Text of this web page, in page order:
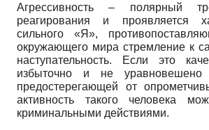
Агрессивность – полярный
реагирования и проявляется
сильного «Я»,
окружающего мира стремление к
наступательность. Если это
избыточно и не уравновешено
предостерегающей от
активность такого человека
криминальными действиями.